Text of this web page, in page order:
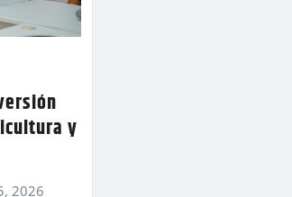
y
2026